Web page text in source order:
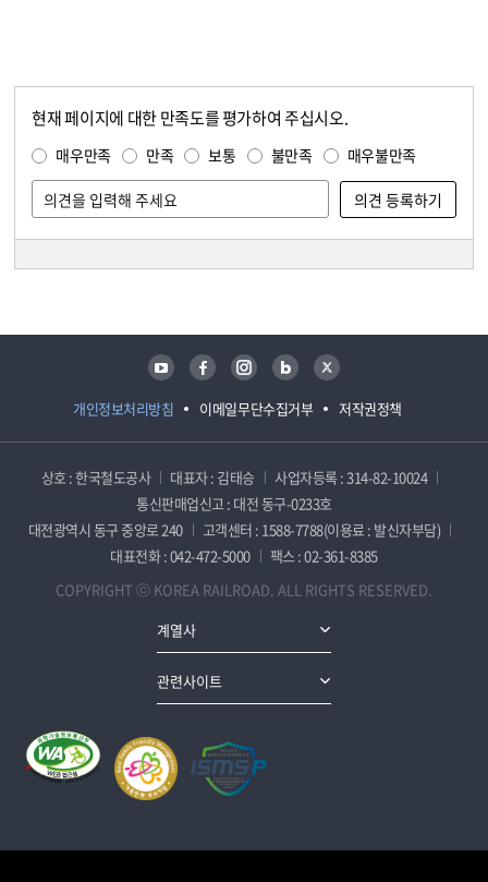
현재 페이지에 대한 만족도를 평가하여 주십시오.
매우만족 만족 보통 불만족 매우불만족
개인정보처리방침 이메일무단수집거부 저작권정책
유튜브 페이스북 인스타그램 블로그 트위터
상호 : 한국철도공사 대표자 : 김태승
사업자등록 : 314-82-10024
통신판매업신고 : 대전 동구-0233호
대전광역시 동구 중앙로 240
고객센터 : 1588-7788(이용료 : 발신자부담)
대표전화 : 042-472-5000
팩스 : 02-361-8385
COPYRIGHT ⓒ KOREA RAILROAD. ALL RIGHTS RESERVED.
계열사
관련사이트